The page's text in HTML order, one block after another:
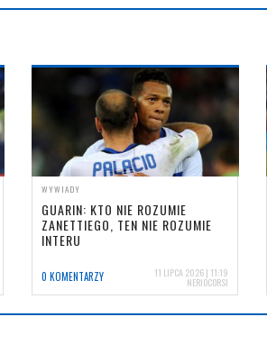
WYWIADY
GUARIN: KTO NIE ROZUMIE
ZANETTIEGO, TEN NIE ROZUMIE
INTERU
0 KOMENTARZY 11 LIPCA 2026 | 11:19
NERIOCORSI